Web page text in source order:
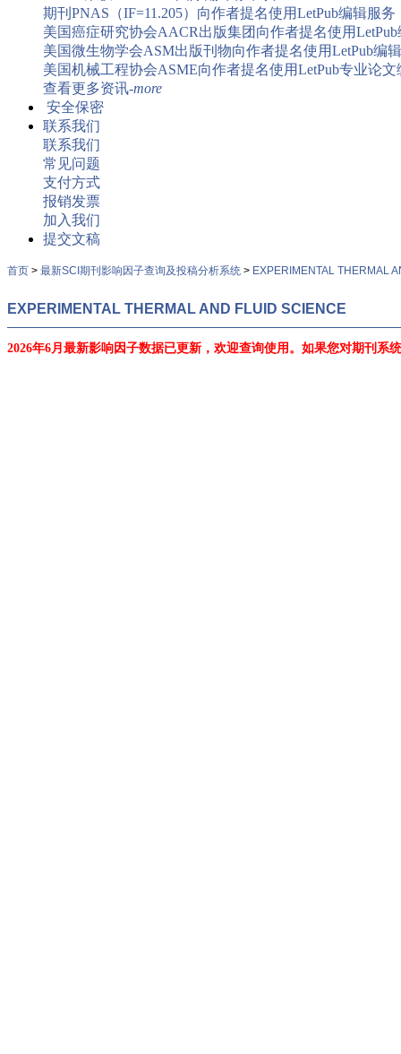
期刊PNAS（IF=11.205）向作者提名使用LetPub编辑服务
美国癌症研究协会AACR出版集团向作者提名使用
美国微生物学会ASM出版刊物向作者提名使用LetPub编
美国机械工程协会ASME向作者提名使用LetPub专业论文
查看更多资讯-more
安全保密
联系我们
联系我们
常见问题
支付方式
报销发票
加入我们
提交文稿
首页 > 最新SCI期刊影响因子查询及投稿分析系统 > EXPERIMENTAL THERMAL
EXPERIMENTAL THERMAL AND FLUID SCIENCE
2026年6月最新影响因子数据已更新，欢迎查询使用。 如果您对期刊系